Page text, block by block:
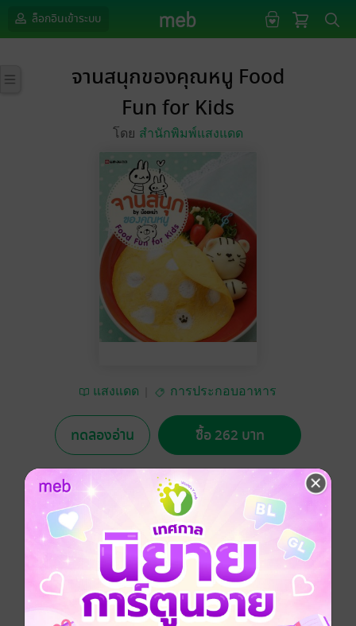
ล็อกอินเข้าระบบ
จานสนุกของคุณหนู Food
Fun for Kids
โดย สำนักพิมพ์แสงแดด
แสงแดด การประกอบอาหาร
ทดลองอ่าน ซื้อ 262 บาท
No Rating
ซื้อเป็นของขวัญ ติดตาม แชร์
การตกแต่งอาหาร คุณน้อยหน่าได้นำเสนอวิธีและเทคนิค